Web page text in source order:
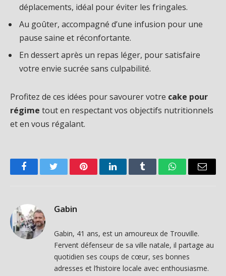
déplacements, idéal pour éviter les fringales.
Au goûter, accompagné d’une infusion pour une
pause saine et réconfortante.
En dessert après un repas léger, pour satisfaire
votre envie sucrée sans culpabilité.
Profitez de ces idées pour savourer votre cake pour
régime tout en respectant vos objectifs nutritionnels
et en vous régalant.
FacebookTwitter PinterestLinkedInTumblr WhatsAppEmail
Gabin
Gabin, 41 ans, est un amoureux de Trouville.
Fervent défenseur de sa ville natale, il partage au
quotidien ses coups de cœur, ses bonnes
adresses et l’histoire locale avec enthousiasme.